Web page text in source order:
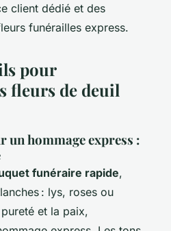
client dédié et des
funérailles express.
pour
fleurs de deuil
un hommage express :
funéraire rapide,
: lys, roses ou
et la paix,